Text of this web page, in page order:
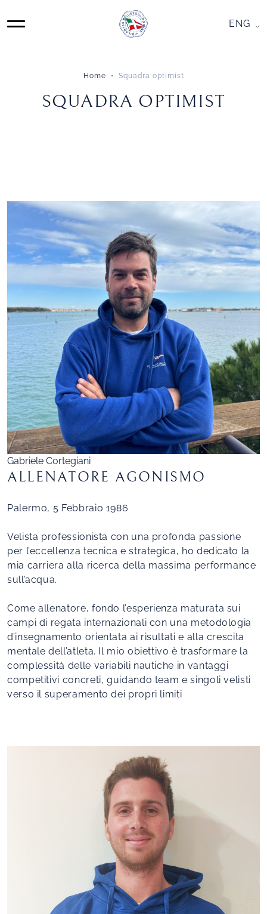
to
MAIN
ENG
SQUADRA
OPTIMIST
Home Squadra optimist
SQUADRA OPTIMIST
Gabriele Cortegiani
ALLENATORE AGONISMO
Palermo, 5 Febbraio 1986
Velista professionista con una profonda passione
per l’eccellenza tecnica e strategica, ho dedicato la
mia carriera alla ricerca della massima performance
sull’acqua.
Come allenatore, fondo l’esperienza maturata sui
campi di regata internazionali con una metodologia
d’insegnamento orientata ai risultati e alla crescita
mentale dell’atleta. Il mio obiettivo è trasformare la
complessità delle variabili nautiche in vantaggi
competitivi concreti, guidando team e singoli velisti
verso il superamento dei propri limiti